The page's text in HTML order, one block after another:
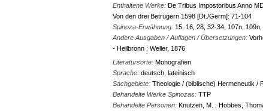
Enthaltene Werke:De Tribus Impostoribus Anno
Von den drei Betrügern 1598 [Dt./Germ]: 71-104
Spinoza-Erwähnung: 15, 16, 28, 32-34, 107n, 109n,
Andere Ausgaben / Auflagen / Übersetzungen:
- Heilbronn : Weller, 1876
Literatursorte:Monografien
Sprache:deutsch, lateinisch
Sachgebiete:Theologie / (biblische) Hermeneutik /
Behandelte Werke Spinozas:TTP
Behandelte Personen:Knutzen, M. ; Hobbes,